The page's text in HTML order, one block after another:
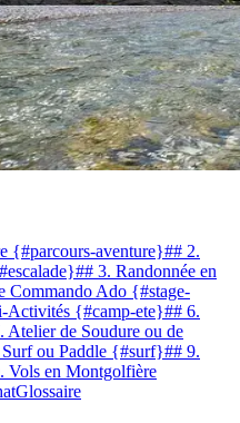
{#parcours-aventure}## 2.
## 3. Randonnée en
Commando Ado {#stage-
Activités {#camp-ete}## 6.
Atelier de Soudure ou de
ou Paddle {#surf}## 9.
Vols en Montgolfière
Glossaire